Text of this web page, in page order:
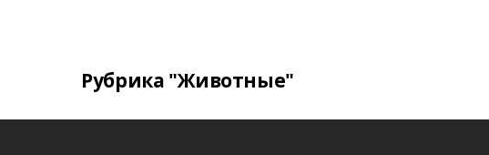
Рубрика "Животные"